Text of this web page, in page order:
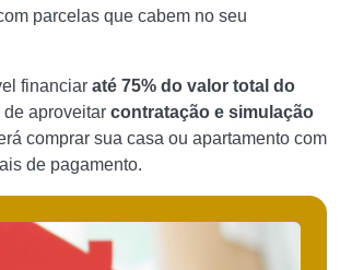
parcelas que cabem no seu
financiar até 75% do valor total do
de aproveitar contratação e simulação
comprar sua casa ou apartamento com
de pagamento.